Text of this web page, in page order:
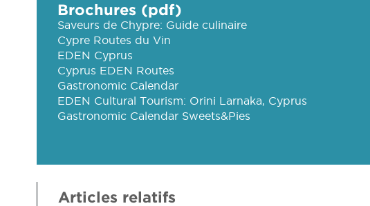
Brochures (pdf)
Saveurs de Chypre: Guide culinaire
Cypre Routes du Vin
EDEN Cyprus
Cyprus EDEN Routes
Gastronomic Calendar
EDEN Cultural Tourism: Orini Larnaka, Cyprus
Gastronomic Calendar Sweets&Pies
Articles relatifs